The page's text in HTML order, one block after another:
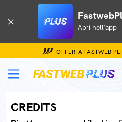
Apri nell'app
OFFERTA FASTWEB
CREDITS